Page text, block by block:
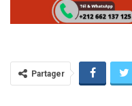
Partager